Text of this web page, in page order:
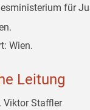
für
Wien.
Leitung
Viktor Staffler